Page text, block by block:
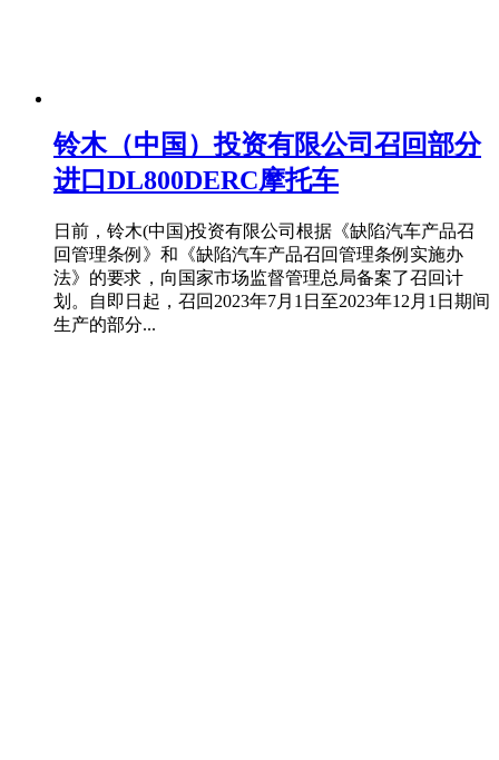
铃木（中国）投资有限公司召回部分
进口DL800DERC摩托车
日前，铃木(中国)投资有限公司根据《缺陷汽车产品召
回管理条例》和《缺陷汽车产品召回管理条例实施办
法》的要求，向国家市场监督管理总局备案了召回计
划。自即日起，召回2023年7月1日至2023年12月1日期间
生产的部分...